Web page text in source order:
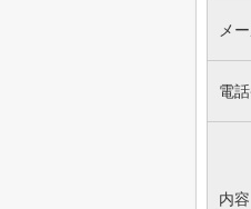
メ
電
内容